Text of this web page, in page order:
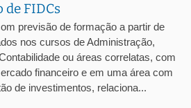
de FIDCs
previsão de formação a partir de
nos cursos de Administração,
ou áreas correlatas, com
financeiro e em uma área com
de investimentos, relaciona...